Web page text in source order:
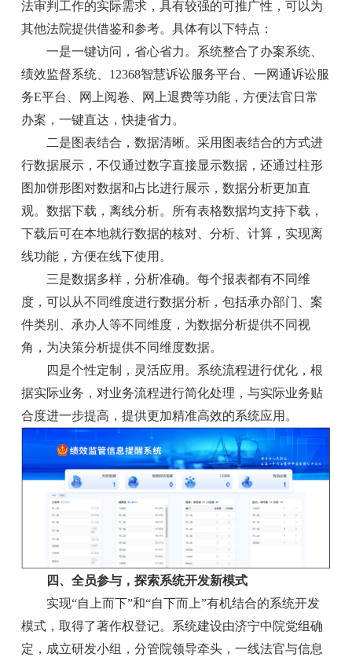
法审判工作的实际需求，具有较强的可推广性，可以为
其他法院提供借鉴和参考。具体有以下特点：
一是一键访问，省心省力。系统整合了办案系统、
绩效监督系统、12368智慧诉讼服务平台、一网通诉讼服
务E平台、网上阅卷、网上退费等功能，方便法官日常
办案，一键直达，快捷省力。
二是图表结合，数据清晰。采用图表结合的方式进
行数据展示，不仅通过数字直接显示数据，还通过柱形
图加饼形图对数据和占比进行展示，数据分析更加直
观。数据下载，离线分析。所有表格数据均支持下载，
下载后可在本地就行数据的核对、分析、计算，实现离
线功能，方便在线下使用。
三是数据多样，分析准确。每个报表都有不同维
度，可以从不同维度进行数据分析，包括承办部门、案
件类别、承办人等不同维度，为数据分析提供不同视
角，为决策分析提供不同维度数据。
四是个性定制，灵活应用。系统流程进行优化，根
据实际业务，对业务流程进行简化处理，与实际业务贴
合度进一步提高，提供更加精准高效的系统应用。
四、全员参与，探索系统开发新模式
实现“自上而下”和“自下而上”有机结合的系统开发
模式，取得了著作权登记。系统建设由济宁中院党组确
定，成立研发小组，分管院领导牵头，一线法官与信息